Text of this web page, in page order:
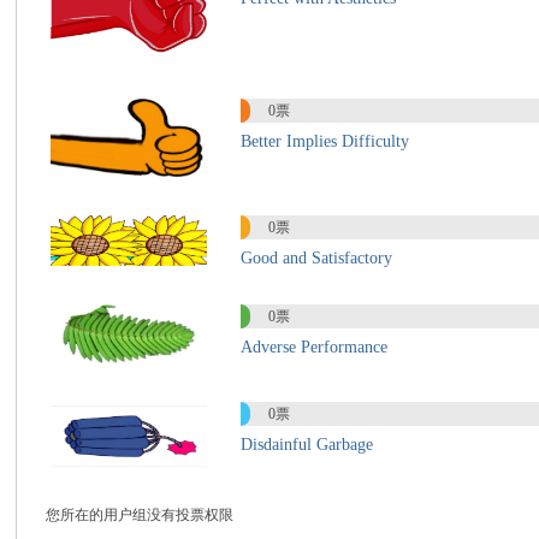
0票
Better Implies Difficulty
0票
Good and Satisfactory
0票
Adverse Performance
0票
Disdainful Garbage
您所在的用户组没有投票权限